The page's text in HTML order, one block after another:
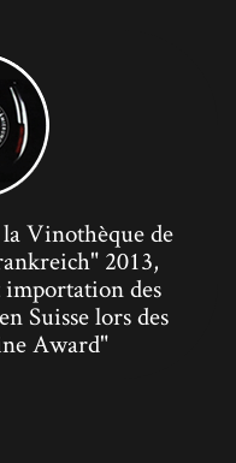
Vinothèque de
2013,
importation des
Suisse lors des
Award"